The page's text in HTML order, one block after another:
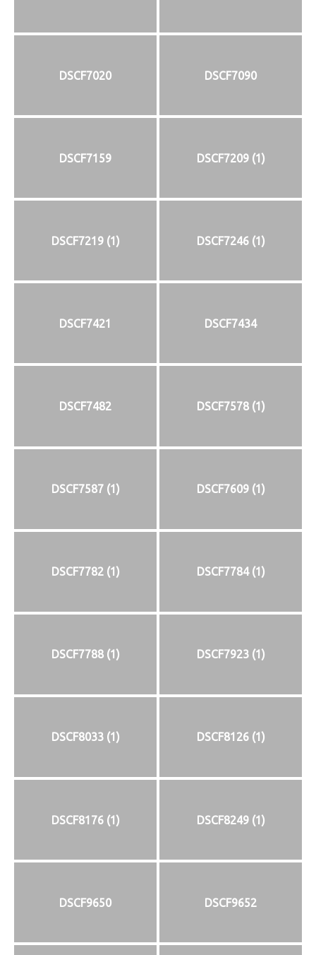
DSCF7020 DSCF7090
DSCF7159 DSCF7209 (1)
DSCF7219 (1) DSCF7246 (1)
DSCF7421 DSCF7434
DSCF7482 DSCF7578 (1)
DSCF7587 (1) DSCF7609 (1)
DSCF7782 (1) DSCF7784 (1)
DSCF7788 (1) DSCF7923 (1)
DSCF8033 (1) DSCF8126 (1)
DSCF8176 (1) DSCF8249 (1)
DSCF9650 DSCF9652